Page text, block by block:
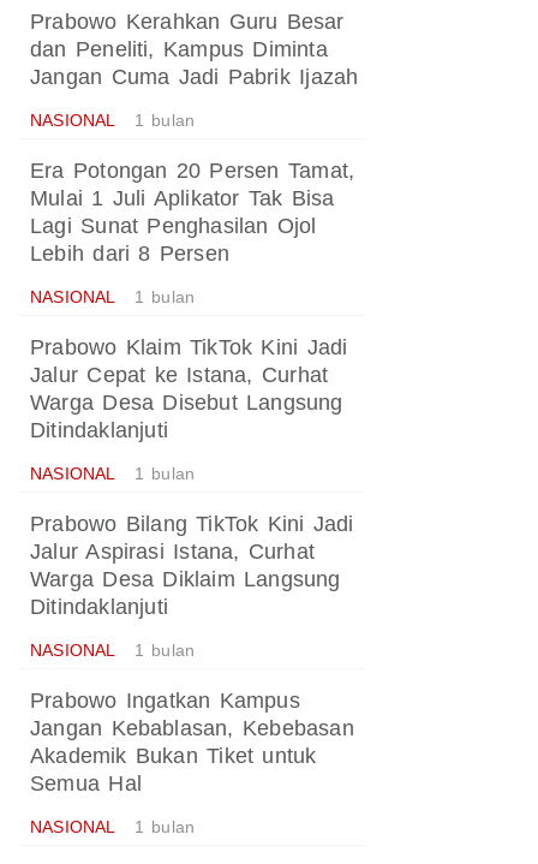
Prabowo Kerahkan Guru Besar
dan Peneliti, Kampus Diminta
Jangan Cuma Jadi Pabrik Ijazah
NASIONAL 1 bulan
Era Potongan 20 Persen Tamat,
Mulai 1 Juli Aplikator Tak Bisa
Lagi Sunat Penghasilan Ojol
Lebih dari 8 Persen
NASIONAL 1 bulan
Prabowo Klaim TikTok Kini Jadi
Jalur Cepat ke Istana, Curhat
Warga Desa Disebut Langsung
Ditindaklanjuti
NASIONAL 1 bulan
Prabowo Bilang TikTok Kini Jadi
Jalur Aspirasi Istana, Curhat
Warga Desa Diklaim Langsung
Ditindaklanjuti
NASIONAL 1 bulan
Prabowo Ingatkan Kampus
Jangan Kebablasan, Kebebasan
Akademik Bukan Tiket untuk
Semua Hal
NASIONAL 1 bulan